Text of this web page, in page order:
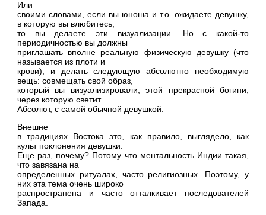
Или
своими словами, если вы юноша и т.о. ожидаете девушку,
в которую вы влюбитесь,
то вы делаете эти визуализации. Но с какой-то
периодичностью вы должны
приглашать вполне реальную физическую девушку (что
называется из плоти и
крови), и делать следующую абсолютно необходимую
вещь: совмещать свой образ,
который вы визуализировали, этой прекрасной богини,
через которую светит
Абсолют, с самой обычной девушкой.
Внешне
в традициях Востока это, как правило, выглядело, как
культ поклонения девушки.
Еще раз, почему? Потому что ментальность Индии такая,
что завязана на
определенных ритуалах, часто религиозных. Поэтому, у
них эта тема очень широко
распространена и часто отталкивает последователей
Запада.